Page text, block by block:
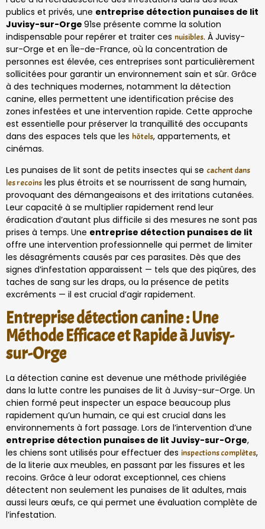
publics et privés, une entreprise détection punaises de lit
Juvisy-sur-Orge 91se présente comme la solution
indispensable pour repérer et traiter ces nuisibles. À Juvisy-
sur-Orge et en Île-de-France, où la concentration de
personnes est élevée, ces entreprises sont particulièrement
sollicitées pour garantir un environnement sain et sûr. Grâce
à des techniques modernes, notamment la détection
canine, elles permettent une identification précise des
zones infestées et une intervention rapide. Cette approche
est essentielle pour préserver la tranquillité des occupants
dans des espaces tels que les hôtels, appartements, et
cinémas.
Les punaises de lit sont de petits insectes qui se cachent dans
les recoins les plus étroits et se nourrissent de sang humain,
provoquant des démangeaisons et des irritations cutanées.
Leur capacité à se multiplier rapidement rend leur
éradication d’autant plus difficile si des mesures ne sont pas
prises à temps. Une entreprise détection punaises de lit
offre une intervention professionnelle qui permet de limiter
les désagréments causés par ces parasites. Dès que des
signes d’infestation apparaissent — tels que des piqûres, des
taches de sang sur les draps, ou la présence de petits
excréments — il est crucial d’agir rapidement.
Entreprise détection canine : Une
Méthode Efficace et Rapide à Juvisy-
sur-Orge
La détection canine est devenue une méthode privilégiée
dans la lutte contre les punaises de lit à Juvisy-sur-Orge. Un
chien formé peut inspecter un espace beaucoup plus
rapidement qu’un humain, ce qui est crucial dans les
environnements à fort passage. Lors de l’intervention d’une
entreprise détection punaises de lit Juvisy-sur-Orge,
les chiens sont utilisés pour effectuer des inspections complètes,
de la literie aux meubles, en passant par les fissures et les
recoins. Grâce à leur odorat exceptionnel, ces chiens
détectent non seulement les punaises de lit adultes, mais
aussi leurs œufs, ce qui permet une évaluation complète de
l’infestation.